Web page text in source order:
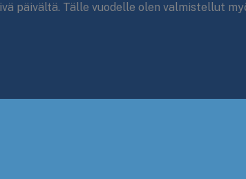
päivältä. Tälle vuodelle olen valmistellut